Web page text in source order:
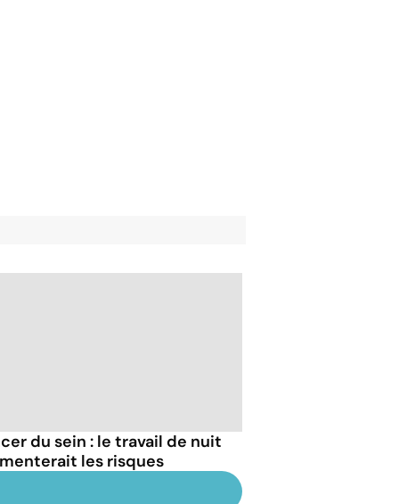
du sein : le travail de nuit
les risques